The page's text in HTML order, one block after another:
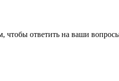
чтобы ответить на ваши